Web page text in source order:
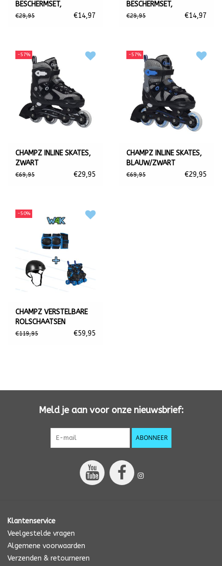
BESCHERMSET,
BLAUW/ZWART
€29,95 €14,97
BESCHERMSET,
ROZE/WIT
€29,95 €14,97
-57%
CHAMPZ INLINE SKATES,
ZWART
€69,95 €29,95
-57%
CHAMPZ INLINE SKATES,
BLAUW/ZWART
€69,95 €29,95
-50%
CHAMPZ VERSTELBARE
ROLSCHAATSEN
PACKAGE DEAL
€119,95 €59,95
Meld je aan voor onze nieuwsbrief:
ABONNEER
Klantenservice
Veelgestelde vragen
Algemene voorwaarden
Verzenden & retourneren